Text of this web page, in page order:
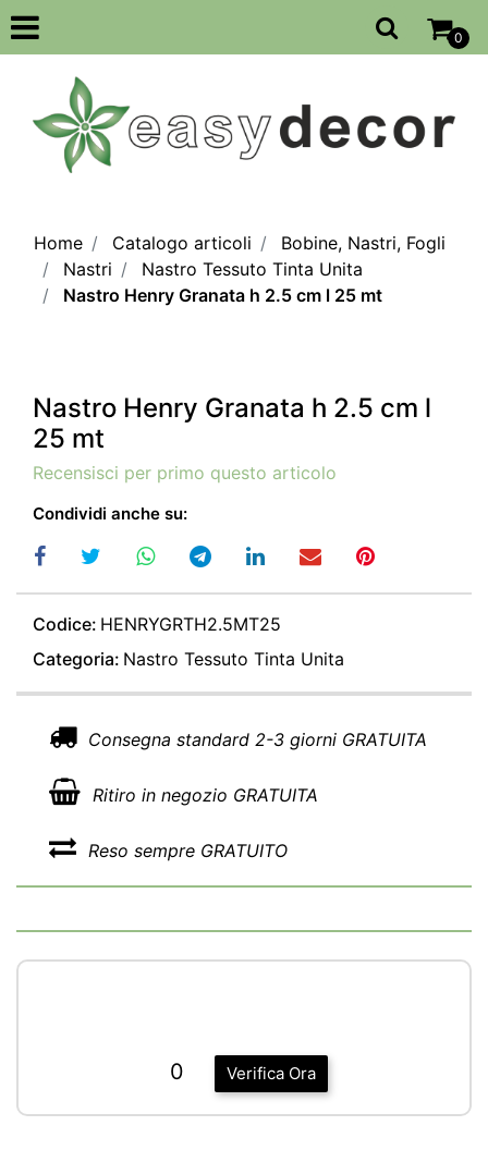
Open
0
Home Catalogo articoli
Bobine, Nastri, Fogli
Nastri
Nastro Tessuto Tinta Unita
Nastro Henry Granata h 2.5 cm l 25 mt
Nastro Henry Granata h 2.5 cm l
25 mt
Recensisci per primo questo articolo
Condividi anche su:
Codice: HENRYGRTH2.5MT25
Categoria: Nastro Tessuto Tinta Unita
Consegna standard 2-3 giorni GRATUITA
Ritiro in negozio GRATUITA
Reso sempre GRATUITO
Verifica Ora
0